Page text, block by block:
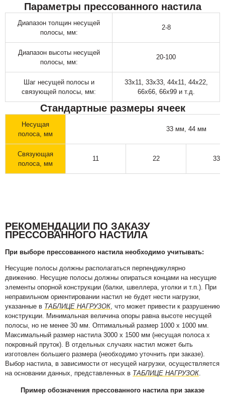
Параметры прессованного настила
Диапазон толщин несущей
полосы, мм:
2-8
Диапазон высоты несущей
полосы, мм:
20-100
Шаг несущей полосы и
связующей полосы, мм:
33х11, 33х33, 44х11, 44х22,
66х66, 66х99 и т.д.
Стандартные размеры ячеек
Несущая
полоса, мм
33 мм, 44 мм
Связующая
полоса, мм
11 22 33
РЕКОМЕНДАЦИИ ПО ЗАКАЗУ
ПРЕССОВАННОГО НАСТИЛА
При выборе прессованного настила необходимо учитывать:
Несущие полосы должны располагаться перпендикулярно
движению. Несущие полосы должны опираться концами на несущие
элементы опорной конструкции (балки, швеллера, уголки и т.п.). При
неправильном ориентировании настил не будет нести нагрузки,
указанные в ТАБЛИЦЕ НАГРУЗОК, что может привести к разрушению
конструкции. Минимальная величина опоры равна высоте несущей
полосы, но не менее 30 мм. Оптимальный размер 1000 х 1000 мм.
Максимальный размер настила 3000 х 1500 мм (несущая полоса х
покровный пруток). В отдельных случаях настил может быть
изготовлен большего размера (необходимо уточнить при заказе).
Выбор настила, в зависимости от несущей нагрузки, осуществляется
на основании данных, представленных в ТАБЛИЦЕ НАГРУЗОК.
Пример обозначения прессованного настила при заказе